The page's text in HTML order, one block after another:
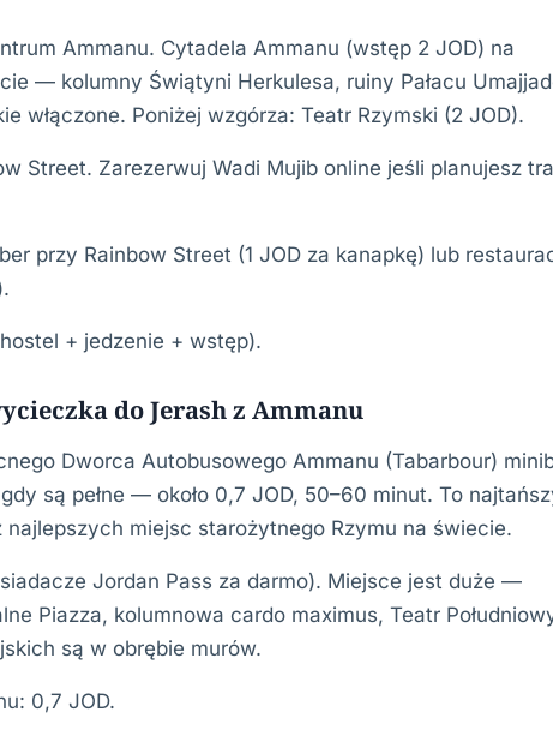
Ammanu. Cytadela Ammanu (wstęp 2 JOD) na
— kolumny Świątyni Herkulesa, ruiny Pałacu
włączone. Poniżej wzgórza: Teatr Rzymski (2 JOD).
Street. Zarezerwuj Wadi Mujib online jeśli planujesz
przy Rainbow Street (1 JOD za kanapkę) lub
+ jedzenie + wstęp).
do Jerash z Ammanu
Dworca Autobusowego Ammanu (Tabarbour)
są pełne — około 0,7 JOD, 50–60 minut. To
miejsc starożytnego Rzymu na świecie.
Jordan Pass za darmo). Miejsce jest duże —
Piazza, kolumnowa cardo maximus, Teatr
są w obrębie murów.
0,7 JOD.